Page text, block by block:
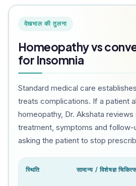
देखभाल की तुलना
Homeopathy vs
for Insomnia
Standard medical care
treats complications. If a patient
homeopathy, Dr. Akshata
treatment, symptoms and follow-
asking the patient to stop
स्थिति सामान्य / विशेषज्ञ